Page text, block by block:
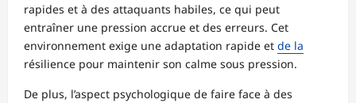
rapides et à des attaquants habiles, ce qui peut
entraîner une pression accrue et des erreurs. Cet
environnement exige une adaptation rapide et de la
résilience pour maintenir son calme sous pression.
De plus, l’aspect psychologique de faire face à des